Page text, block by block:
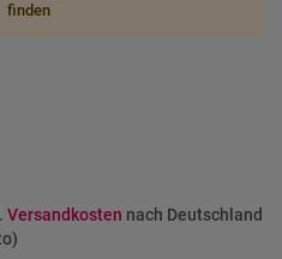
finden
Versandkosten nach Deutschland